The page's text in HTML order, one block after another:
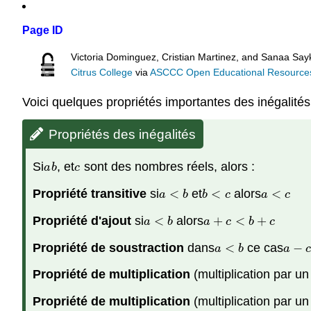
Page ID
Victoria Dominguez, Cristian Martinez, and Sanaa
Citrus College viaASCCC Open Educational
Voici quelques propriétés importantes des
Propriétés des inégalités
Sia
ab
b, etc
c sont des nombres réels, alors :
Propriété transitive sia < b
a <b etb < c
b <c alorsa < c
a<c
Propriété d'ajout sia < b
a <b alorsa + c < b + c
a +c < b+ c
Propriété de soustraction dansa < b
a <b ce casa − c
a −c <
Propriété de multiplication (multiplication par
Propriété de multiplication (multiplication par